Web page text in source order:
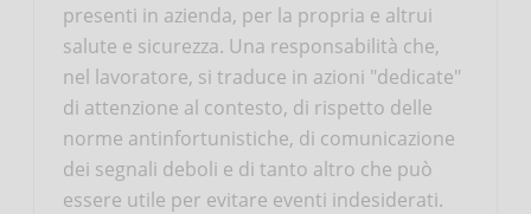
presenti in azienda, per la propria e altrui
salute e sicurezza. Una responsabilità che,
nel lavoratore, si traduce in azioni "dedicate"
di attenzione al contesto, di rispetto delle
norme antinfortunistiche, di comunicazione
dei segnali deboli e di tanto altro che può
essere utile per evitare eventi indesiderati.